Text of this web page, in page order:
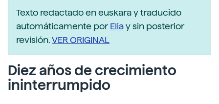
Texto redactado en euskara y traducido
automáticamente porEliay sin posterior
revisión.VER ORIGINAL
Diez años de crecimiento
ininterrumpido